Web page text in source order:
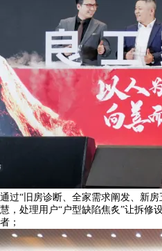
通过“旧房诊断、全家需求阐发、新
慧，处理用户“户型缺陷焦炙”让拆修
者；